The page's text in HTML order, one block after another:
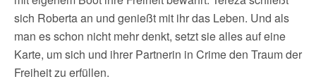
sich Roberta an und genießt mit ihr das Leben. Und als
man es schon nicht mehr denkt, setzt sie alles auf eine
Karte, um sich und ihrer Partnerin in Crime den Traum der
Freiheit zu erfüllen.